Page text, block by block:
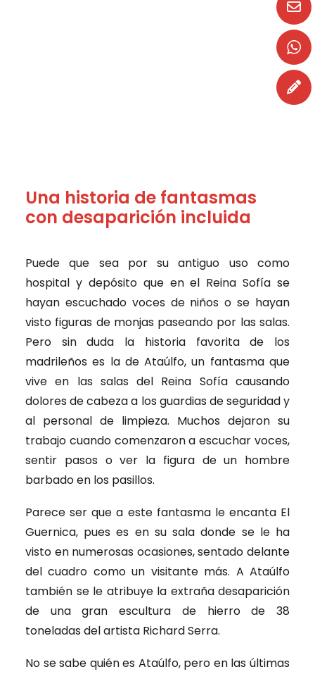
Una historia de fantasmas
con desaparición incluida
Puede que sea por su antiguo uso como
hospital y depósito que en el Reina Sofía se
hayan escuchado voces de niños o se hayan
visto figuras de monjas paseando por las salas.
Pero sin duda la historia favorita de los
madrileños es la de Ataúlfo, un fantasma que
vive en las salas del Reina Sofía causando
dolores de cabeza a los guardias de seguridad y
al personal de limpieza. Muchos dejaron su
trabajo cuando comenzaron a escuchar voces,
sentir pasos o ver la figura de un hombre
barbado en los pasillos.
Parece ser que a este fantasma le encanta El
Guernica, pues es en su sala donde se le ha
visto en numerosas ocasiones, sentado delante
del cuadro como un visitante más. A Ataúlfo
también se le atribuye la extraña desaparición
de una gran escultura de hierro de 38
toneladas del artista Richard Serra.
No se sabe quién es Ataúlfo, pero en las últimas